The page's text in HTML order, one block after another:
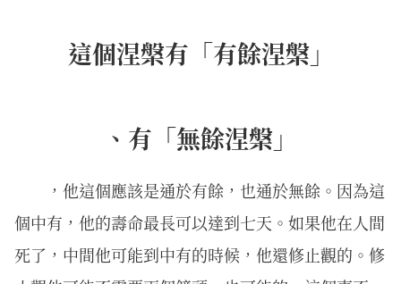
這個涅槃有「有餘涅槃」
、有「無餘涅槃」
，他這個應該是通於有餘，也通於無餘。因為這
個中有，他的壽命最長可以達到七天。如果他在人間
死了，中間他可能到中有的時候，他還修止觀的。修